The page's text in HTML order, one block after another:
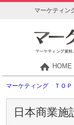
マーケティン
HOME
マーケティング ＴＯＰ
日本商業施